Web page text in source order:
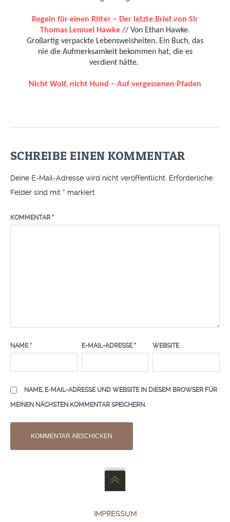
SCHREIBE EINEN KOMMENTAR
Deine E-Mail-Adresse wird nicht veröffentlicht. Erforderliche
Felder sind mit * markiert
KOMMENTAR *
NAME* E-MAIL-ADRESSE* WEBSITE
NAME, E-MAIL-ADRESSE UND WEBSITE IN DIESEM BROWSER FÜR
MEINEN NÄCHSTEN KOMMENTAR SPEICHERN.
IMPRESSUM